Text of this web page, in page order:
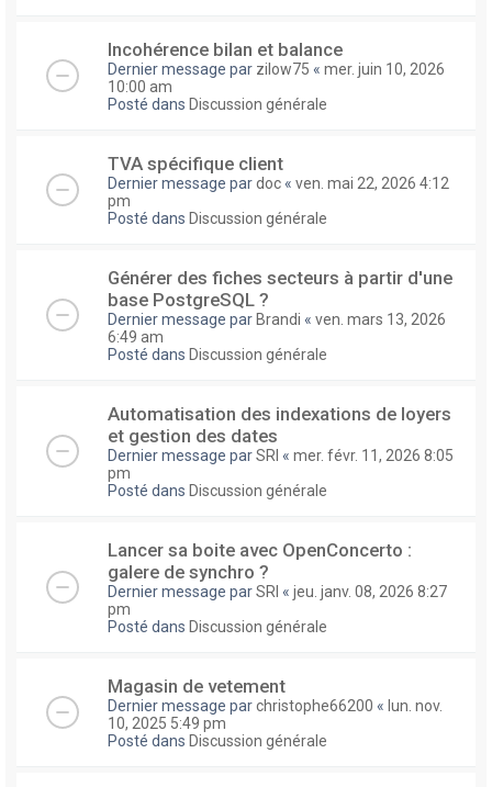
Incohérence bilan et balance
Dernier message par zilow75 « mer. juin 10, 2026
10:00 am
Posté dans Discussion générale
TVA spécifique client
Dernier message pardoc « ven. mai 22, 2026 4:12
pm
Posté dans Discussion générale
Générer des fiches secteurs à partir d'une
base PostgreSQL ?
Dernier message par Brandi « ven. mars 13, 2026
6:49 am
Posté dans Discussion générale
Automatisation des indexations de loyers
et gestion des dates
Dernier message parSRI « mer. févr. 11, 2026 8:05
pm
Posté dans Discussion générale
Lancer sa boite avec OpenConcerto :
galere de synchro ?
Dernier message parSRI « jeu. janv. 08, 2026 8:27
pm
Posté dans Discussion générale
Magasin de vetement
Dernier message parchristophe66200 « lun. nov.
10, 2025 5:49 pm
Posté dans Discussion générale